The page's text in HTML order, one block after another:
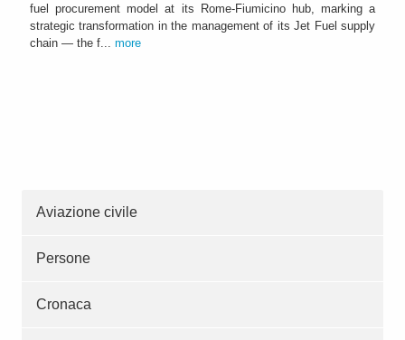
fuel procurement model at its Rome-Fiumicino hub, marking a
strategic transformation in the management of its Jet Fuel supply
chain — the f... more
Aviazione civile
Persone
Cronaca